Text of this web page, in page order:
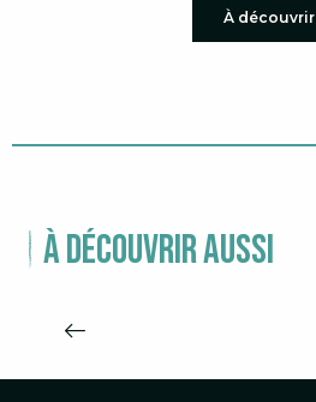
À découvrir
À découvrir aussi